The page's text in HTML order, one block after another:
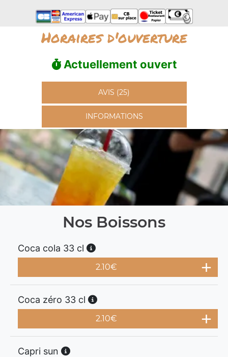
Horaires d'ouverture
Actuellement ouvert
AVIS (25)
INFORMATIONS
Nos Boissons
Coca cola 33 cl
2.10€
Coca zéro 33 cl
2.10€
Capri sun